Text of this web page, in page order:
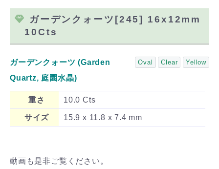
ガーデンクォーツ[245] 16x12mm
10Cts
Oval Clear Yellow
ガーデンクォーツ (Garden
Quartz, 庭園水晶)
重さ 10.0 Cts
サイズ 15.9 x 11.8 x 7.4 mm
動画も是非ご覧ください。